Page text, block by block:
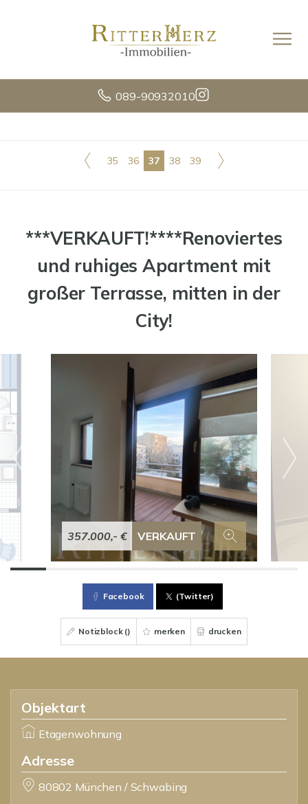
089-90932010
35 36 37 38 39
***VERKAUFT!****Renoviertes
und ruhiges Apartment mit
großer Terrasse, mitten in der
City!
357.000,- € VERKAUFT
Facebook (Twitter)
Notizblock () merken drucken
Objektart
Etagenwohnung
Adresse
80802 München / Schwabing